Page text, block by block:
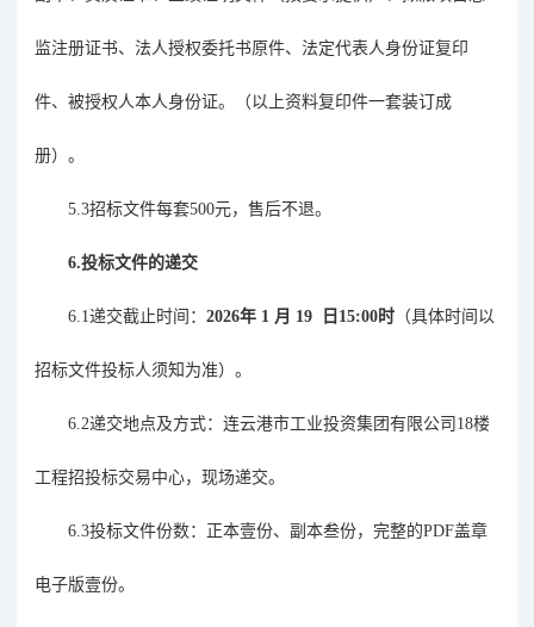
监注册证书、法人授权委托书原件、法定代表人身份证复印
件、被授权人本人身份证。（以上资料复印件一套装订成
册）。
5.3招标文件每套500元，售后不退。
6.投标文件的递交
6.1递交截止时间： 2026年 1 月 19 日 15:00时 （具体时间以
招标文件投标人须知为准）。
6.2递交地点及方式：连云港市工业投资集团有限公司18楼
工程招投标交易中心， 现场递交。
6.3投标文件份数：正本壹份、副本叁份， 完整的PDF盖章
电子版壹份。